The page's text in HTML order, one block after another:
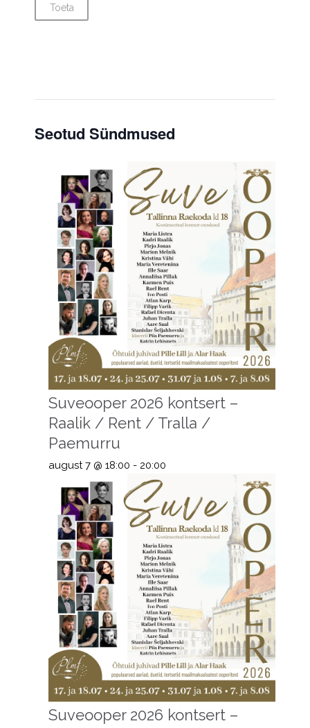
Toeta
Seotud Sündmused
Suveooper 2026 kontsert –
Raalik / Rent / Tralla /
Paemurru
august 7 @ 18:00 - 20:00
Suveooper 2026 kontsert –